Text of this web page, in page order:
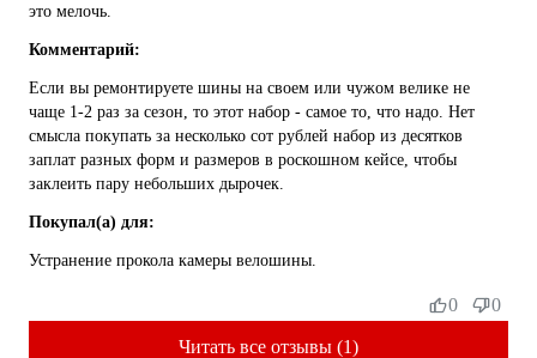
это мелочь.
Комментарий:
Если вы ремонтируете шины на своем или чужом велике не
чаще 1-2 раз за сезон, то этот набор - самое то, что надо. Нет
смысла покупать за несколько сот рублей набор из десятков
заплат разных форм и размеров в роскошном кейсе, чтобы
заклеить пару небольших дырочек.
Покупал(а) для:
Устранение прокола камеры велошины.
Читать все отзывы (1)
0 0